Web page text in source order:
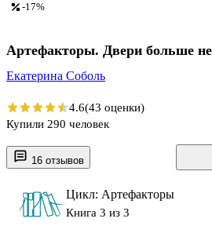
16 отзывов
Цикл: Артефакторы
Книга 3 из 3
-17%
Артефакторы. Двери больше
Екатерина Соболь
4.6(43 оценки)
Купили 290 человек